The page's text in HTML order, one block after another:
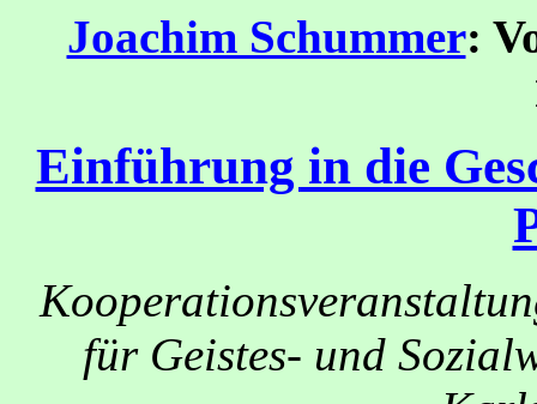
Joachim Schummer:
Einführung in die
für Geistes- und